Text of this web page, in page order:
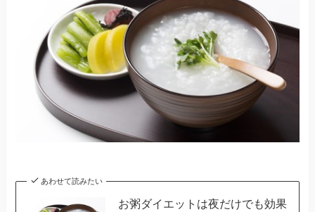
あわせて読みたい
お粥ダイエットは夜だけでも効果